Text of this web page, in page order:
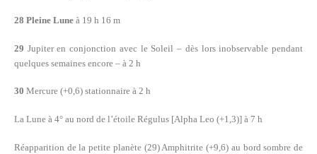
28 Pleine Lune à 19 h 16 m
29 Jupiter en conjonction avec le Soleil – dès lors inobservable pendant
quelques semaines encore – à 2 h
30 Mercure (+0,6) stationnaire à 2 h
La Lune à 4° au nord de l’étoile Régulus [Alpha Leo (+1,3)] à 7 h
Réapparition de la petite planète (29) Amphitrite (+9,6) au bord sombre de